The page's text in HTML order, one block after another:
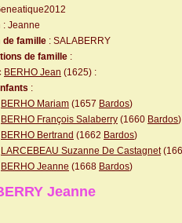
: Jeanne
de famille : SALABERRY
de famille :
BERHO Jean (1625) :
:
BERHO Mariam (1657 Bardos)
BERHO François Salaberry (1660 Bardos)
BERHO Bertrand (1662 Bardos)
LARCEBEAU Suzanne De Castagnet
BERHO Jeanne (1668 Bardos)
Jeanne